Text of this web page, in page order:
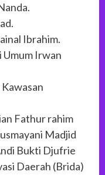
Ibrahim.
Umum Irwan
Fathur rahim
Madjid
Bukti Djufrie
Daerah (Brida)